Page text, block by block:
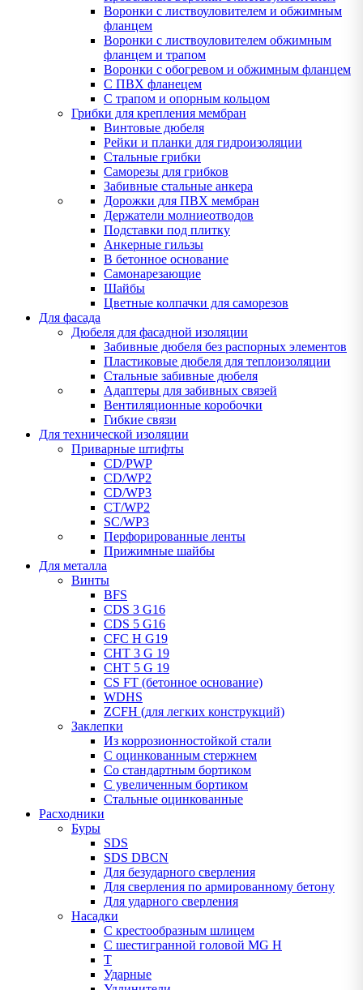
Воронки с листвоуловителем и обжимным
фланцем
Воронки с листвоуловителем обжимным
фланцем и трапом
Воронки с обогревом и обжимным фланцем
С ПВХ фланецем
С трапом и опорным кольцом
Грибки для крепления мембран
Винтовые дюбеля
Рейки и планки для гидроизоляции
Стальные грибки
Саморезы для грибков
Забивные стальные анкера
Дорожки для ПВХ мембран
Держатели молниеотводов
Подставки под плитку
Анкерные гильзы
В бетонное основание
Самонарезающие
Шайбы
Цветные колпачки для саморезов
Для фасада
Дюбеля для фасадной изоляции
Забивные дюбеля без распорных элементов
Пластиковые дюбеля для теплоизоляции
Стальные забивные дюбеля
Адаптеры для забивных связей
Вентиляционные коробочки
Гибкие связи
Для технической изоляции
Приварные штифты
CD/PWP
CD/WP2
CD/WP3
CT/WP2
SC/WP3
Перфорированные ленты
Прижимные шайбы
Для металла
Винты
BFS
CDS 3 G16
CDS 5 G16
CFC H G19
CHT 3 G 19
CHT 5 G 19
CS FT (бетонное основание)
WDHS
ZCFH (для легких конструкций)
Заклепки
Из коррозионностойкой стали
С оцинкованным стержнем
Со стандартным бортиком
С увеличенным бортиком
Стальные оцинкованные
Расходники
Буры
SDS
SDS DBCN
Для безударного сверления
Для сверления по армированному бетону
Для ударного сверления
Насадки
С крестообразным шлицем
С шестигранной головой MG H
T
Ударные